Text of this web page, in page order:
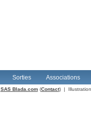
Sorties Associations
SAS Blada.com(Contact) |